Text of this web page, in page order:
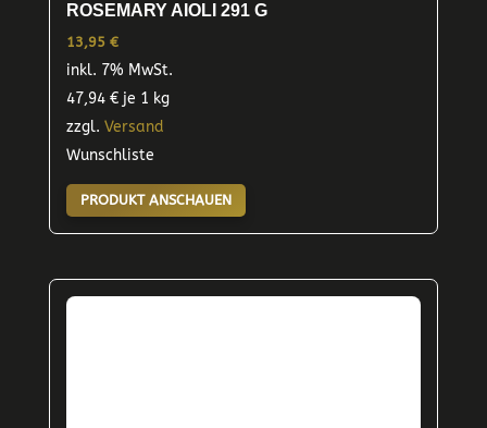
ROSEMARY AIOLI 291 G
13,95 €
inkl. 7% MwSt.
47,94 €je 1 kg
zzgl. Versand
Wunschliste
PRODUKT ANSCHAUEN